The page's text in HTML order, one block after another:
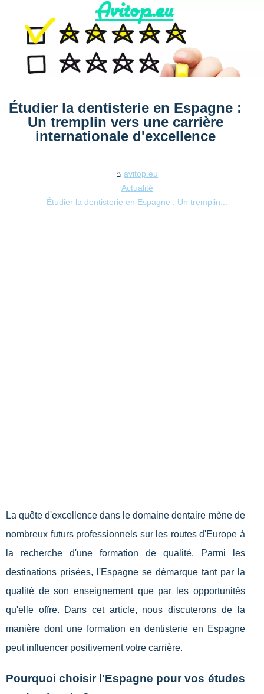
Étudier la dentisterie en Espagne :
Un tremplin vers une carrière
internationale d'excellence
avitop.eu
Actualité
Étudier la dentisterie en Espagne : Un tremplin...
La quête d'excellence dans le domaine dentaire mène de
nombreux futurs professionnels sur les routes d'Europe à
la recherche d'une formation de qualité. Parmi les
destinations prisées, l'Espagne se démarque tant par la
qualité de son enseignement que par les opportunités
qu'elle offre. Dans cet article, nous discuterons de la
manière dont une formation en dentisterie en Espagne
peut influencer positivement votre carrière.
Pourquoi choisir l'Espagne pour vos études